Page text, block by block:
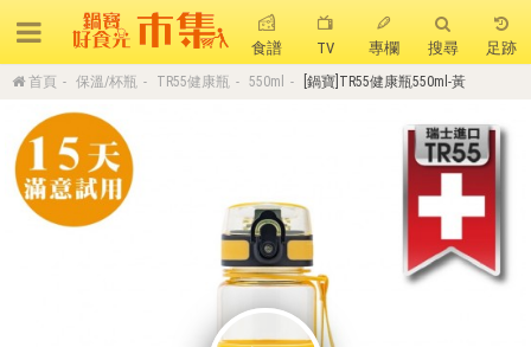
食譜 TV 專欄 搜尋 足跡
首頁 保溫/杯瓶 TR55健康瓶 550ml [鍋寶]TR55健康瓶550ml-黃
熱門搜尋
聚油不沾鍋 全球通吹風機 陶瓷不沾電鍋
可微波保鮮盒 大理石不沾鍋
金鑽不沾鍋